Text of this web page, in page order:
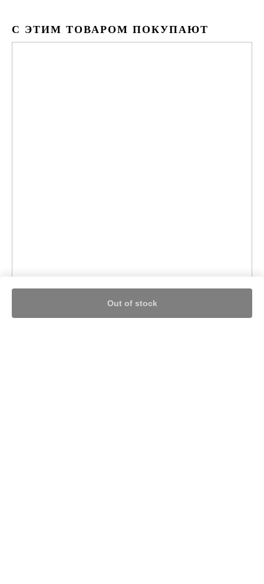
Out of stock
С ЭТИМ ТОВАРОМ ПОКУПАЮТ